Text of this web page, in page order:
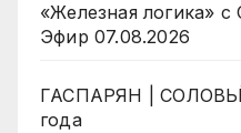
«Железная логика»
Эфир 07.08.2026
ГАСПАРЯН |
года